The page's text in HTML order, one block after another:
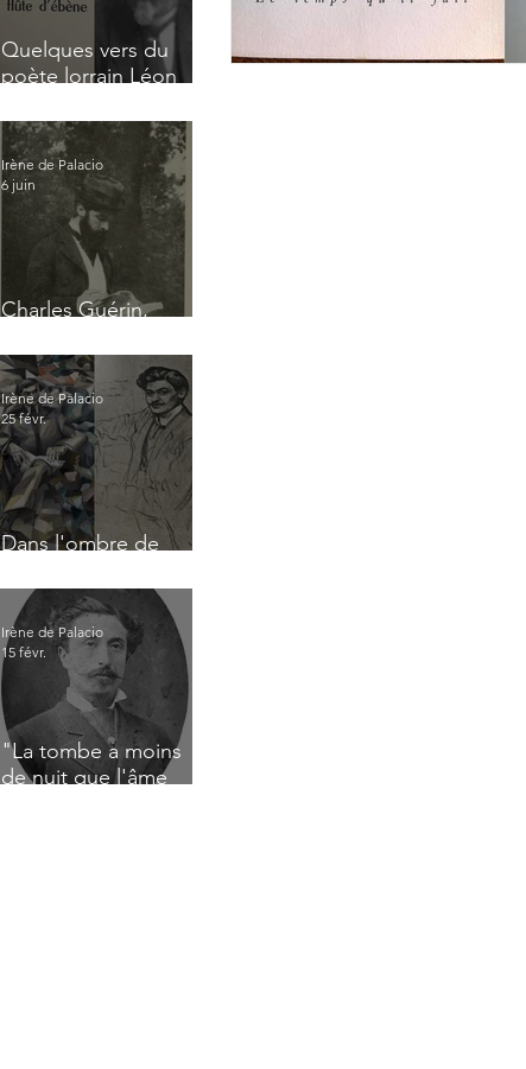
Quelques vers du
poète lorrain Léon
Charles Guérin,
Irène de Palacio
6 juin
Dans l'ombre de
Irène de Palacio
25 févr.
"La tombe a moins
de nuit que l'âme
Irène de Palacio
15 févr.